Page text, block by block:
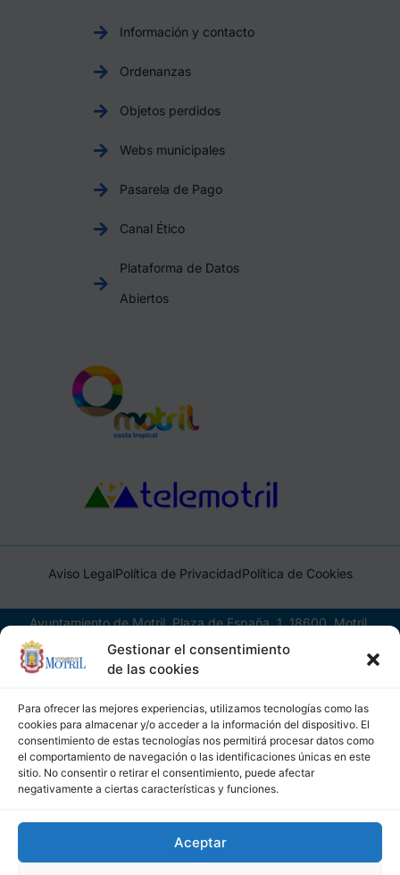
Gestionar el consentimiento
de las cookies
Para ofrecer las mejores experiencias, utilizamos tecnologías como las
cookies para almacenar y/o acceder a la información del dispositivo. El
consentimiento de estas tecnologías nos permitirá procesar datos como
el comportamiento de navegación o las identificaciones únicas en este
sitio. No consentir o retirar el consentimiento, puede afectar
negativamente a ciertas características y funciones.
Aceptar
Información y contacto
Ordenanzas
Objetos perdidos
Webs municipales
Pasarela de Pago
Canal Ético
Plataforma de Datos
Abiertos
Aviso LegalPolítica de PrivacidadPolítica de Cookies
Ayuntamiento de Motril, Plaza de España, 1, 18600, Motril,
(Granada), CIF: P1814200J, DIR3: L01181400